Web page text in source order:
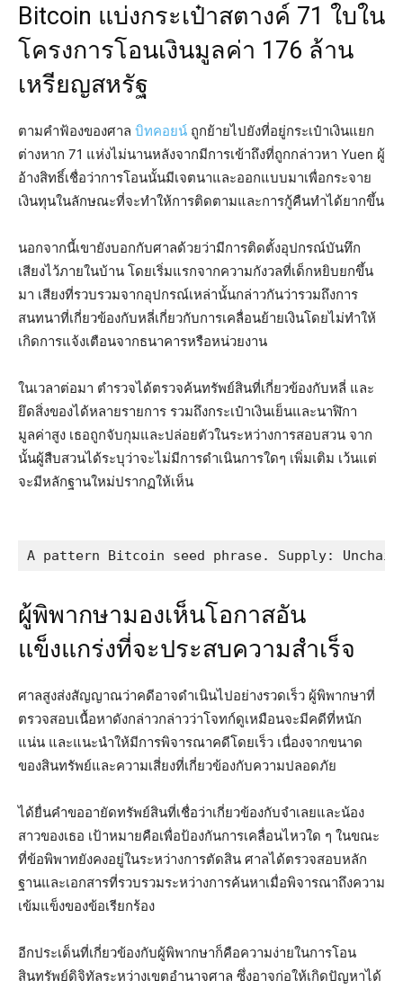
Bitcoin แบ่งกระเป๋าสตางค์ 71 ใบใน
โครงการโอนเงินมูลค่า 176 ล้าน
เหรียญสหรัฐ
ตามคำฟ้องของศาล บิทคอยน์ ถูกย้ายไปยังที่อยู่กระเป๋าเงินแยก
ต่างหาก 71 แห่งไม่นานหลังจากมีการเข้าถึงที่ถูกกล่าวหา Yuen ผู้
อ้างสิทธิ์เชื่อว่าการโอนนั้นมีเจตนาและออกแบบมาเพื่อกระจาย
เงินทุนในลักษณะที่จะทำให้การติดตามและการกู้คืนทำได้ยากขึ้น
นอกจากนี้เขายังบอกกับศาลด้วยว่ามีการติดตั้งอุปกรณ์บันทึก
เสียงไว้ภายในบ้าน โดยเริ่มแรกจากความกังวลที่เด็กหยิบยกขึ้น
มา เสียงที่รวบรวมจากอุปกรณ์เหล่านั้นกล่าวกันว่ารวมถึงการ
สนทนาที่เกี่ยวข้องกับหลี่เกี่ยวกับการเคลื่อนย้ายเงินโดยไม่ทำให้
เกิดการแจ้งเตือนจากธนาคารหรือหน่วยงาน
ในเวลาต่อมา ตำรวจได้ตรวจค้นทรัพย์สินที่เกี่ยวข้องกับหลี่ และ
ยึดสิ่งของได้หลายรายการ รวมถึงกระเป๋าเงินเย็นและนาฬิกา
มูลค่าสูง เธอถูกจับกุมและปล่อยตัวในระหว่างการสอบสวน จาก
นั้นผู้สืบสวนได้ระบุว่าจะไม่มีการดำเนินการใดๆ เพิ่มเติม เว้นแต่
จะมีหลักฐานใหม่ปรากฏให้เห็น
A pattern Bitcoin seed phrase. Supply:
ผู้พิพากษามองเห็นโอกาสอัน
แข็งแกร่งที่จะประสบความสำเร็จ
ศาลสูงส่งสัญญาณว่าคดีอาจดำเนินไปอย่างรวดเร็ว ผู้พิพากษาที่
ตรวจสอบเนื้อหาดังกล่าวกล่าวว่าโจทก์ดูเหมือนจะมีคดีที่หนัก
แน่น และแนะนำให้มีการพิจารณาคดีโดยเร็ว เนื่องจากขนาด
ของสินทรัพย์และความเสี่ยงที่เกี่ยวข้องกับความปลอดภัย
ได้ยื่นคำขออายัดทรัพย์สินที่เชื่อว่าเกี่ยวข้องกับจำเลยและน้อง
สาวของเธอ เป้าหมายคือเพื่อป้องกันการเคลื่อนไหวใด ๆ ในขณะ
ที่ข้อพิพาทยังคงอยู่ในระหว่างการตัดสิน ศาลได้ตรวจสอบหลัก
ฐานและเอกสารที่รวบรวมระหว่างการค้นหาเมื่อพิจารณาถึงความ
เข้มแข็งของข้อเรียกร้อง
อีกประเด็นที่เกี่ยวข้องกับผู้พิพากษาก็คือความง่ายในการโอน
สินทรัพย์ดิจิทัลระหว่างเขตอำนาจศาล ซึ่งอาจก่อให้เกิดปัญหาได้